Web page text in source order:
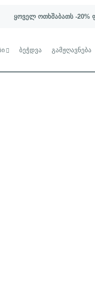
ყოველ ოთხშაბათს -20%
ბეჭდვა გამჟღავნება